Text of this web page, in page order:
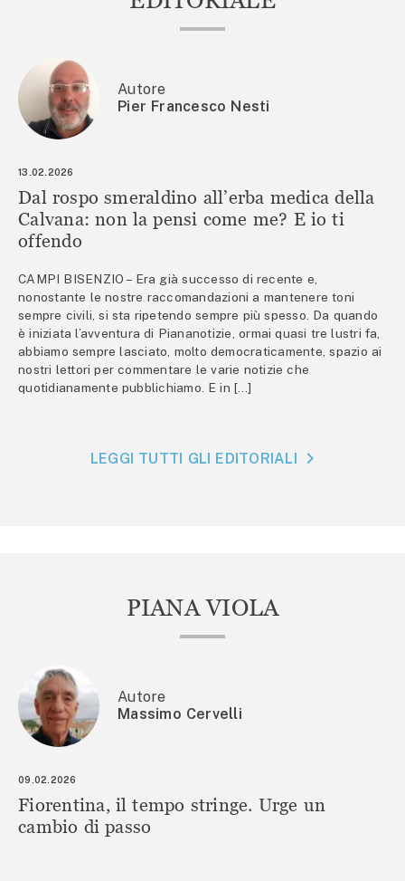
Autore
Pier Francesco Nesti
13.02.2026
Dal rospo smeraldino all’erba medica della
Calvana: non la pensi come me? E io ti
offendo
CAMPI BISENZIO – Era già successo di recente e,
nonostante le nostre raccomandazioni a mantenere toni
sempre civili, si sta ripetendo sempre più spesso. Da quando
è iniziata l’avventura di Piananotizie, ormai quasi tre lustri fa,
abbiamo sempre lasciato, molto democraticamente, spazio ai
nostri lettori per commentare le varie notizie che
quotidianamente pubblichiamo. E in […]
LEGGI TUTTI GLI EDITORIALI
PIANA VIOLA
Autore
Massimo Cervelli
09.02.2026
Fiorentina, il tempo stringe. Urge un
cambio di passo